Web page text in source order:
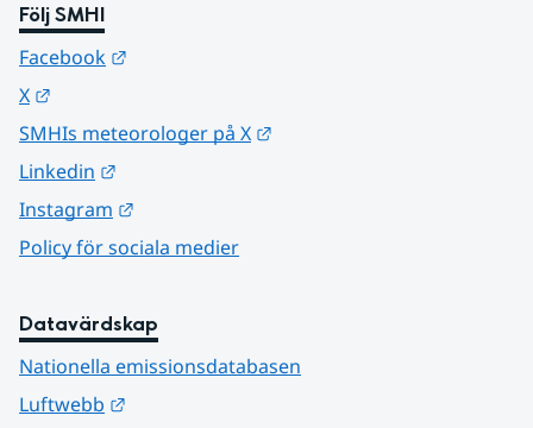
Följ SMHI
Facebook
X
SMHIs meteorologer på X
Linkedin
Instagram
Policy för sociala medier
Datavärdskap
Nationella emissionsdatabasen
Luftwebb